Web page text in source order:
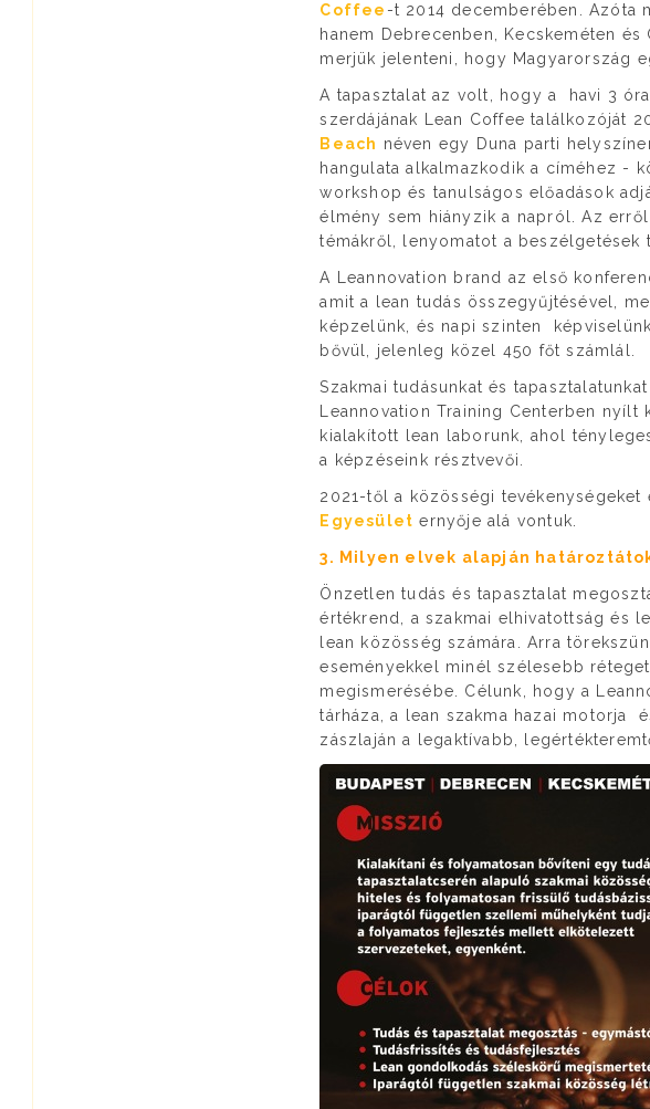
Coffee -t 2014 decemberében. Azóta
hanem Debrecenben, Kecskeméten
merjük jelenteni, hogy Magyarország
A tapasztalat az volt, hogy a havi 3
szerdájának Lean Coffee találkozóját
Beach néven egy Duna parti
hangulata alkalmazkodik a címéhez -
workshop és tanulságos előadások
élmény sem hiányzik a napról. Az
témákről, lenyomatot a beszélgetések
A Leannovation brand az első
amit a lean tudás összegyűjtésével,
képzelünk, és napi szinten
bővül, jelenleg közel 450 főt számlál.
Szakmai tudásunkat és
Leannovation Training Centerben
kialakított lean laborunk, ahol
a képzéseink résztvevői.
2021-től a közösségi
Egyesület ernyője alá vontuk.
3. Milyen elvek alapján
Önzetlen tudás és tapasztalat
értékrend, a szakmai elhivatottság és
lean közösség számára. Arra
eseményekkel minél szélesebb
megismerésébe. Célunk, hogy a
tárháza, a lean szakma hazai motorja
zászlaján a legaktívabb,